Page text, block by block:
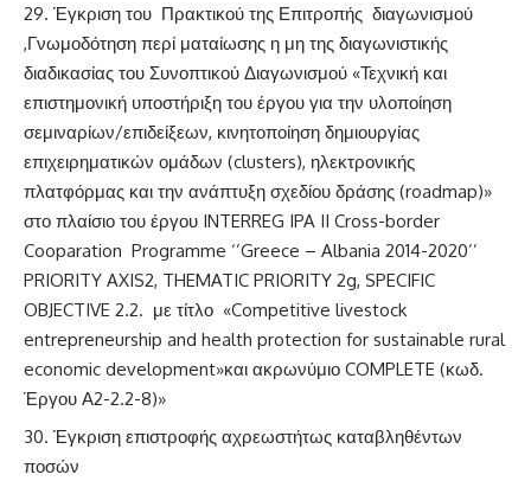
Έγκριση του Πρακτικού της Επιτροπής διαγωνισμού
,Γνωμοδότηση περί ματαίωσης η μη της διαγωνιστικής
διαδικασίας του Συνοπτικού Διαγωνισμού «Τεχνική και
επιστημονική υποστήριξη του έργου για την υλοποίηση
σεμιναρίων/επιδείξεων, κινητοποίηση δημιουργίας
επιχειρηματικών ομάδων (clusters), ηλεκτρονικής
πλατφόρμας και την ανάπτυξη σχεδίου δράσης (roadmap)»
στο πλαίσιο του έργου INTERREG IPA II Cross-border
Cooparation Programme ‘’Greece – Albania 2014-2020’’
PRIORITY AXIS2, THEMATIC PRIORITY 2g, SPECIFIC
OBJECTIVE 2.2. με τίτλο «Competitive livestock
entrepreneurship and health protection for sustainable rural
economic development»και ακρωνύμιο COMPLETE (κωδ.
Έργου Α2-2.2-8)»
Έγκριση επιστροφής αχρεωστήτως καταβληθέντων
ποσών